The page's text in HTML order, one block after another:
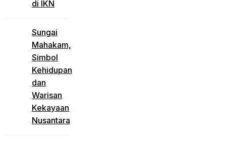
di IKN
Sungai
Mahakam,
Simbol
Kehidupan
dan
Warisan
Kekayaan
Nusantara